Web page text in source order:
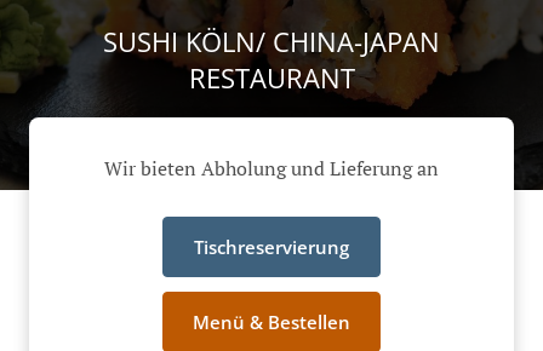
SUSHI KÖLN/ CHINA-JAPAN
RESTAURANT
Wir bieten Abholung und Lieferung an
Tischreservierung
Menü & Bestellen